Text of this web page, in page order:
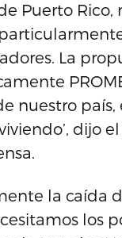
Puerto Rico,
La
nuestro
dijo
la caída
los